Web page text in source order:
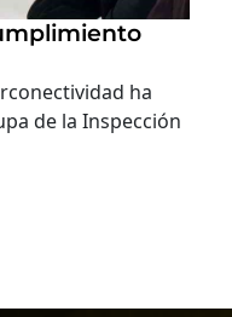
ha
de la Inspección